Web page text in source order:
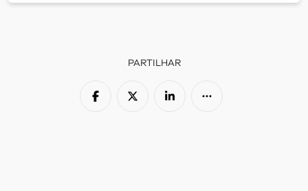
PARTILHAR